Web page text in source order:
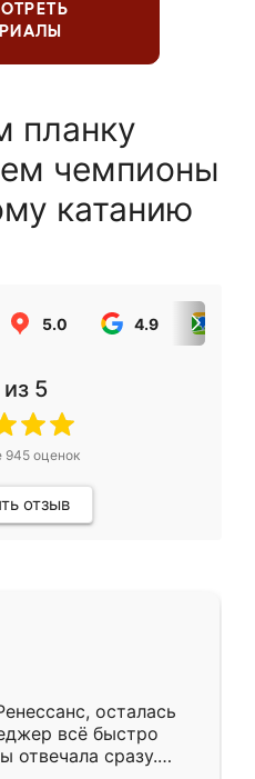
планку
чемпионы
катанию
5.0 4.9
из 5
945оценок
отзыв
осталась
всё быстро
отвечала сразу.